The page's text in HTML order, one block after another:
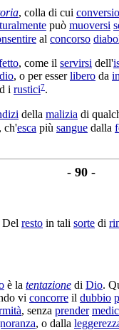
, colla di cui
può muoversi
al concorso
, come il servirsi dell'
, o per esserlibero da
i rustici7.
della malizia di
, ch'esca più sangue dalla
- 90 -
Del resto in tali sorte di
è la tentazione di Dio.
vi concorre il dubbio
, senza prender
, o dalla